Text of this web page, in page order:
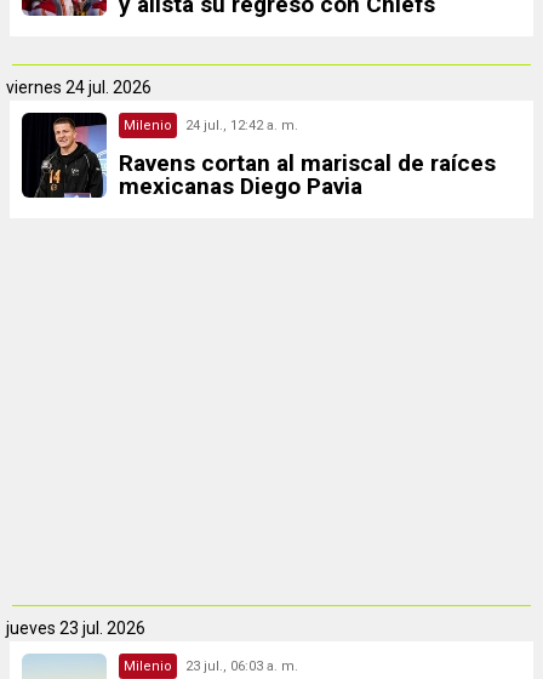
viernes 24 jul. 2026
Milenio 24 jul., 12:42 a. m.
Ravens cortan al mariscal de raíces
mexicanas Diego Pavia
jueves 23 jul. 2026
Milenio 23 jul., 06:03 a. m.